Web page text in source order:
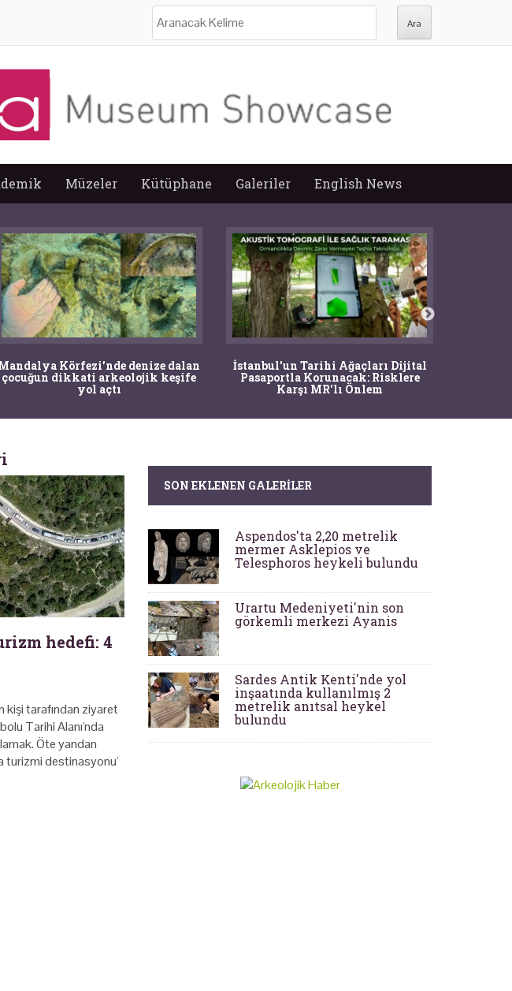
Müzeler Kütüphane Galeriler English News
Körfezi’nde denize dalan
çocuğun dikkati arkeolojik keşife
yol açtı
İstanbul'un Tarihi Ağaçları Dijital
Pasaportla Korunacak: Risklere
Karşı MR'lı Önlem
hedefi: 4
kişi tarafından ziyaret
Tarihi Alanı'nda
Öte yandan
turizmi destinasyonu'
SON EKLENEN GALERILER
Aspendos'ta 2,20 metrelik
mermer Asklepios ve
Telesphoros heykeli bulundu
Urartu Medeniyeti'nin son
görkemli merkezi Ayanis
Sardes Antik Kenti'nde yol
inşaatında kullanılmış 2
metrelik anıtsal heykel
bulundu